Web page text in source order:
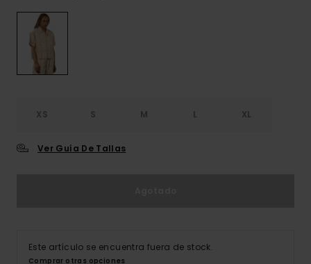
XS S M L XL
Ver Guía De Tallas
Este artículo se encuentra fuera de stock.
Comprar otras opciones